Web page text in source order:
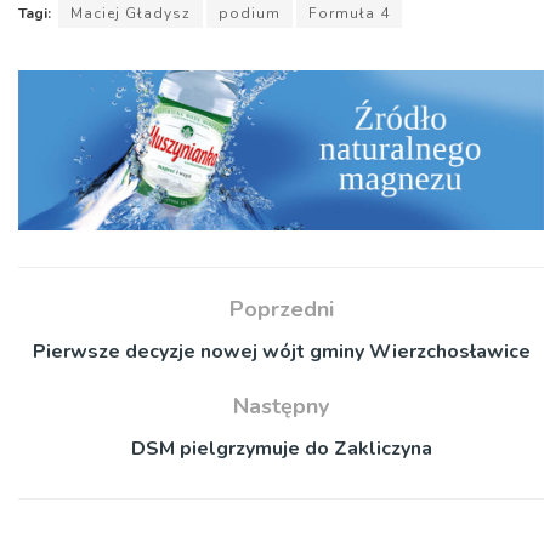
Tagi: Maciej Gładysz podium Formuła 4
Poprzedni
Pierwsze decyzje nowej wójt gminy Wierzchosławice
Następny
DSM pielgrzymuje do Zakliczyna